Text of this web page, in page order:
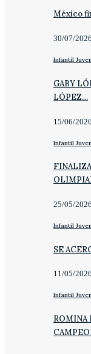
México
30/07/2026
Infantil
GABY
LÓPEZ…
15/06/2026
Infantil
25/05/2026
Infantil
SE
11/05/2026
Infantil
ROMINA